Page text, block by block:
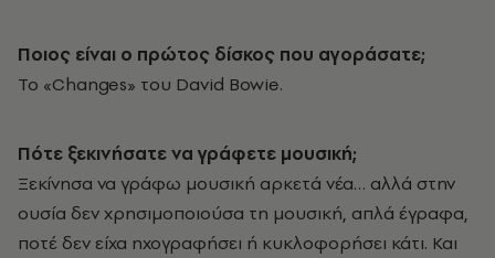
Ποιος είναι ο πρώτος δίσκος που αγοράσατε;
Το «Changes» του David Bowie.
Πότε ξεκινήσατε να γράφετε μουσική;
Ξεκίνησα να γράφω μουσική αρκετά νέα… αλλά στην
ουσία δεν χρησιμοποιούσα τη μουσική, απλά έγραφα,
ποτέ δεν είχα ηχογραφήσει ή κυκλοφορήσει κάτι. Και